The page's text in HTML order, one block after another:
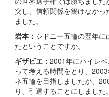
突し、信頼関係を築けなか
ました。
岩本： シドニー五輪の翌年
たということですか。
ギザビエ： 2001年にハイレ
って考える時間をとり、
ネ五輪を目指しましたが、
り、引退することにしました。